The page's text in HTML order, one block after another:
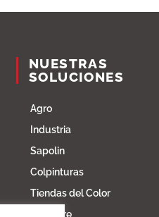
NUESTRAS
SOLUCIONES
Agro
Industria
Sapolin
Colpinturas
Tiendas del Color
Fibratore